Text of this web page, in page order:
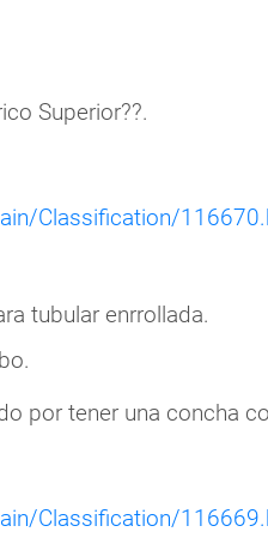
Superior??.
Classification/
tubular enrrollada.
por tener una concha
Classification/